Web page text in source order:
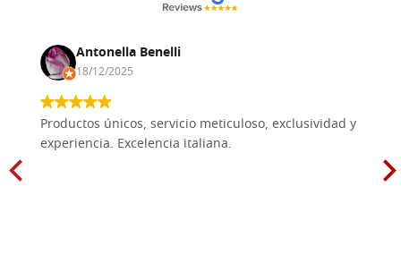
Antonella Benelli
18/12/2025
Productos únicos, servicio meticuloso, exclusividad y
experiencia. Excelencia italiana.